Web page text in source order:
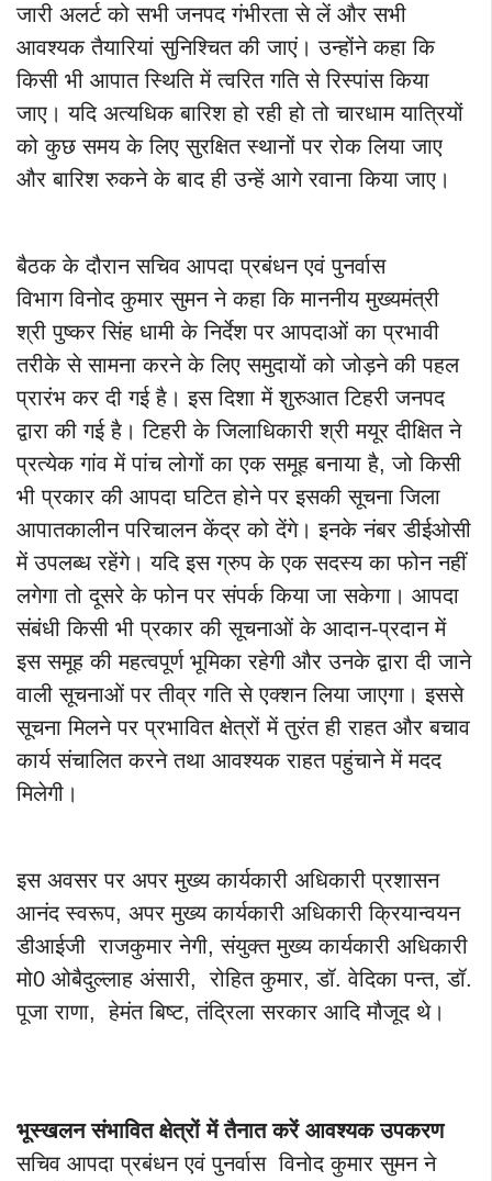
जारी अलर्ट को सभी जनपद गंभीरता से लें और सभी
आवश्यक तैयारियां सुनिश्चित की जाएं। उन्होंने कहा कि
किसी भी आपात स्थिति में त्वरित गति से रिस्पांस किया
जाए। यदि अत्यधिक बारिश हो रही हो तो चारधाम यात्रियों
को कुछ समय के लिए सुरक्षित स्थानों पर रोक लिया जाए
और बारिश रुकने के बाद ही उन्हें आगे रवाना किया जाए।
बैठक के दौरान सचिव आपदा प्रबंधन एवं पुनर्वास
विभाग विनोद कुमार सुमन ने कहा कि माननीय मुख्यमंत्री
श्री पुष्कर सिंह धामी के निर्देश पर आपदाओं का प्रभावी
तरीके से सामना करने के लिए समुदायों को जोड़ने की पहल
प्रारंभ कर दी गई है। इस दिशा में शुरुआत टिहरी जनपद
द्वारा की गई है। टिहरी के जिलाधिकारी श्री मयूर दीक्षित ने
प्रत्येक गांव में पांच लोगों का एक समूह बनाया है, जो किसी
भी प्रकार की आपदा घटित होने पर इसकी सूचना जिला
आपातकालीन परिचालन केंद्र को देंगे। इनके नंबर डीईओसी
में उपलब्ध रहेंगे। यदि इस ग्रुप के एक सदस्य का फोन नहीं
लगेगा तो दूसरे के फोन पर संपर्क किया जा सकेगा। आपदा
संबंधी किसी भी प्रकार की सूचनाओं के आदान-प्रदान में
इस समूह की महत्वपूर्ण भूमिका रहेगी और उनके द्वारा दी जाने
वाली सूचनाओं पर तीव्र गति से एक्शन लिया जाएगा। इससे
सूचना मिलने पर प्रभावित क्षेत्रों में तुरंत ही राहत और बचाव
कार्य संचालित करने तथा आवश्यक राहत पहुंचाने में मदद
मिलेगी।
इस अवसर पर अपर मुख्य कार्यकारी अधिकारी प्रशासन
आनंद स्वरूप, अपर मुख्य कार्यकारी अधिकारी क्रियान्वयन
डीआईजी राजकुमार नेगी, संयुक्त मुख्य कार्यकारी अधिकारी
मो0 ओबैदुल्लाह अंसारी, रोहित कुमार, डॉ. वेदिका पन्त, डॉ.
पूजा राणा, हेमंत बिष्ट, तंद्रिला सरकार आदि मौजूद थे।
भूस्खलन संभावित क्षेत्रों में तैनात करें आवश्यक उपकरण
सचिव आपदा प्रबंधन एवं पुनर्वास विनोद कुमार सुमन ने